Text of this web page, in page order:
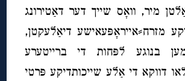
מיר, וואָס שייך דער דאַטירונג
מזרח⸗אייראָפּעאישע דיאַלעקטן,
בנוגע לפּחות די ברייטערע
דווקא די אַלע שייכותדיקע פּרטי